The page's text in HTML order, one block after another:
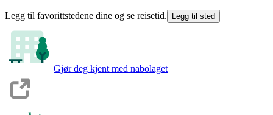
Legg til favorittstedene dine og se reisetid. Legg til sted
Gjør deg kjent med nabolaget